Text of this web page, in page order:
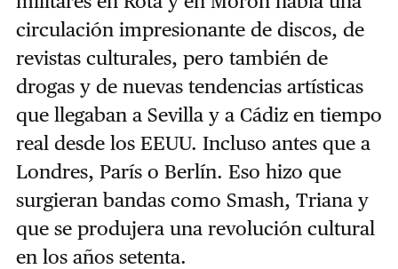
circulación impresionante de discos, de
revistas culturales, pero también de
drogas y de nuevas tendencias artísticas
que llegaban a Sevilla y a Cádiz en tiempo
real desde los EEUU. Incluso antes que a
Londres, París o Berlín. Eso hizo que
surgieran bandas como Smash, Triana y
que se produjera una revolución cultural
en los años setenta.